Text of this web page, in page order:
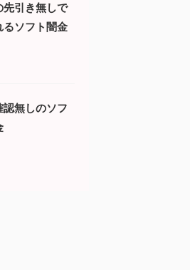
先引き無しで
るソフト闇金
認無しのソフ